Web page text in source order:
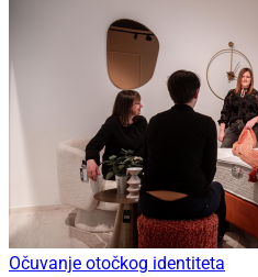
Očuvanje otočkog identiteta